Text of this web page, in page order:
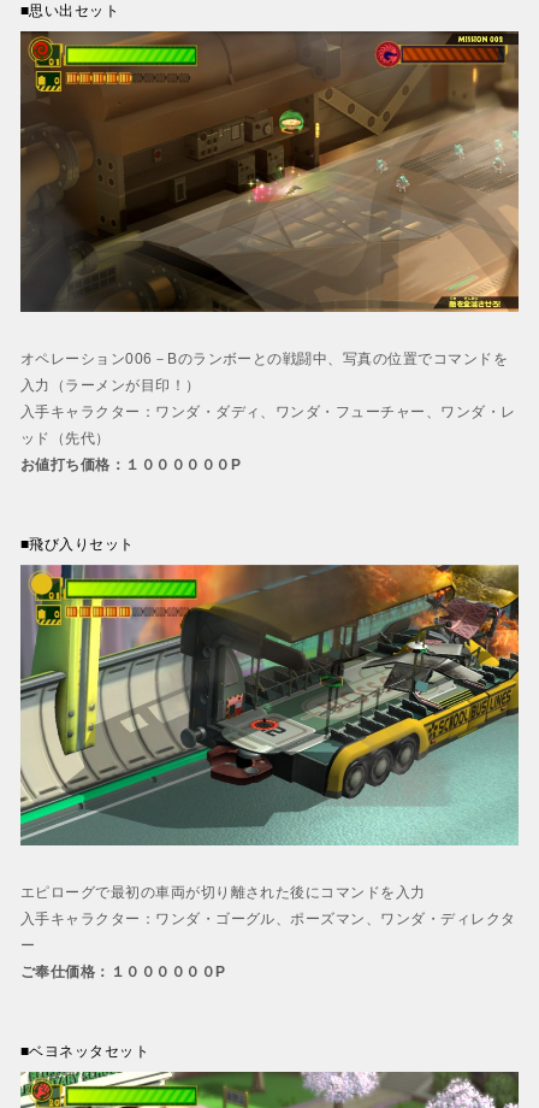
■思い出セット
オペレーション006－Bのランボーとの戦闘中、写真の位置でコマンドを
入力（ラーメンが目印！）
入手キャラクター：ワンダ・ダディ、ワンダ・フューチャー、ワンダ・レ
ッド（先代）
お値打ち価格：１００００００P
■飛び入りセット
エピローグで最初の車両が切り離された後にコマンドを入力
入手キャラクター：ワンダ・ゴーグル、ポーズマン、ワンダ・ディレクタ
ー
ご奉仕価格：１００００００P
■ベヨネッタセット